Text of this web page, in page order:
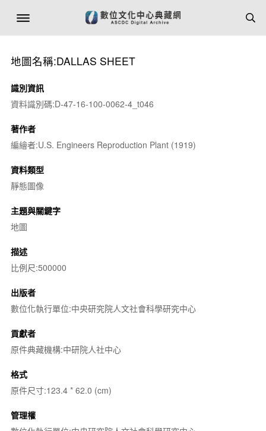
地圖名稱:DALLAS SHEET
識別資訊
資料識別碼:D-47-16-100-0062-4_t046
著作者
編繪者:U.S. Engineers Reproduction Plant (1919)
資料類型
靜態圖像
主題與關鍵字
地圖
描述
比例尺:500000
出版者
數位化執行單位:中央研究院人文社會科學研究中心
貢獻者
原件典藏機構:中研院人社中心
格式
原件尺寸:123.4 * 62.0 (cm)
管理權